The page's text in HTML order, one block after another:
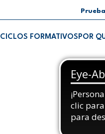
CICLOS FORMATIVOS POR